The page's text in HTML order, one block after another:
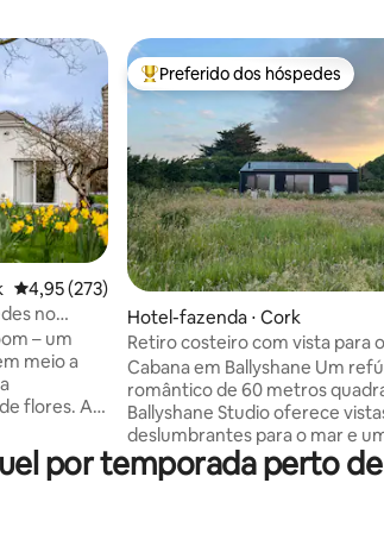
hóspedes
4,95 de uma avaliação média de 5, 273
4,95 (273)
no
– um
meio a
flores. A
este
vistas
Entre os melhores preferidos
Preferido dos hóspedes
Hotel-fazenda ⋅ Cork
Retiro costeiro com vista para
Cabana em Ballyshane Um
romântico de 60 metros
Ballyshane Studio oferece
deslumbrantes para o mar e
atmosfera de luxo
Projetado com elementos
por temporada perto